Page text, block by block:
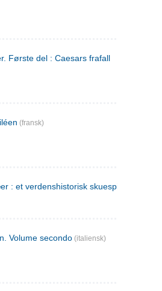
Første del : Caesars frafall
(fransk)
: et verdenshistorisk skuespil
Volume secondo (italiensk)